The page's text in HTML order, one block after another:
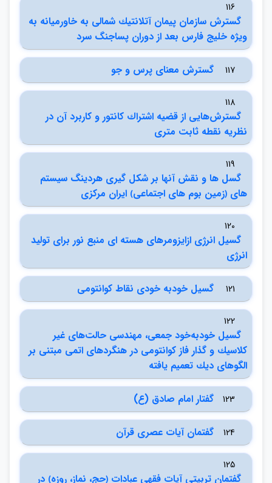
116
گسترش سازمان پيمان آتلانتيك شمالي به خاورميانه به
ويژه خليج فارس بعد از دوران پساجنگ سرد
117 گسترش معناي پرس و جو
118
گسترش‌هايي از قضيه اشتراك كانتور و كاربرد آن در
نظريه نقطه ثابت متري
119
گسل ها و نقش آنها بر شكل گيري هردينگ سيستم
هاي ﴿زمين بوم هاي اجتماعي﴾ ايران مركزي
120
گسيل انرژي ازايزومرهاي هسته اي منبع نور براي توليد
انرژي
121 گسيل خودبه خودي نقاط كوانتومي
122
گسيل خودبه‌خود جمعي، مهندسي حالت‌هاي غير
كلاسيك و گذار فاز كوانتومي در هنگردهاي اتمي مبتني بر
الگوهاي ديك تعميم يافته
123 گفتار امام صادق (ع)
124 گفتمان آيات عصري قرآن
125
گفتمان تربيتي آيات فقهي عبادات ﴿حج، نماز، روزه﴾ در